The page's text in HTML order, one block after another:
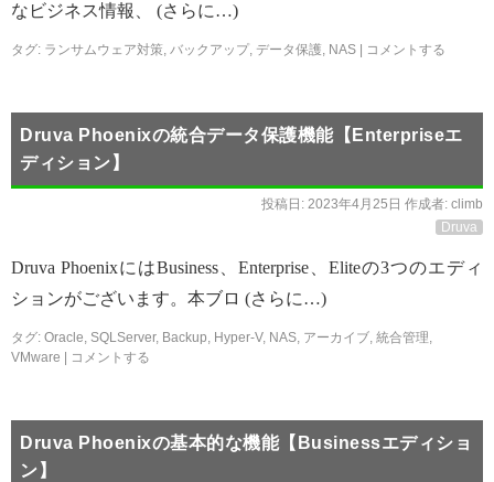
なビジネス情報、 (さらに…)
タグ: ランサムウェア対策, バックアップ, データ保護, NAS コメントする
Druva Phoenixの統合データ保護機能【Enterpriseエ
ディション】
投稿日: 2023年4月25日 作成者: climb
Druva
Druva PhoenixにはBusiness、Enterprise、Eliteの3つのエディ
ションがございます。本ブロ (さらに…)
タグ: Oracle, SQLServer, Backup, Hyper-V, NAS, アーカイブ, 統合管理,
VMware
コメントする
Druva Phoenixの基本的な機能【Businessエディショ
ン】